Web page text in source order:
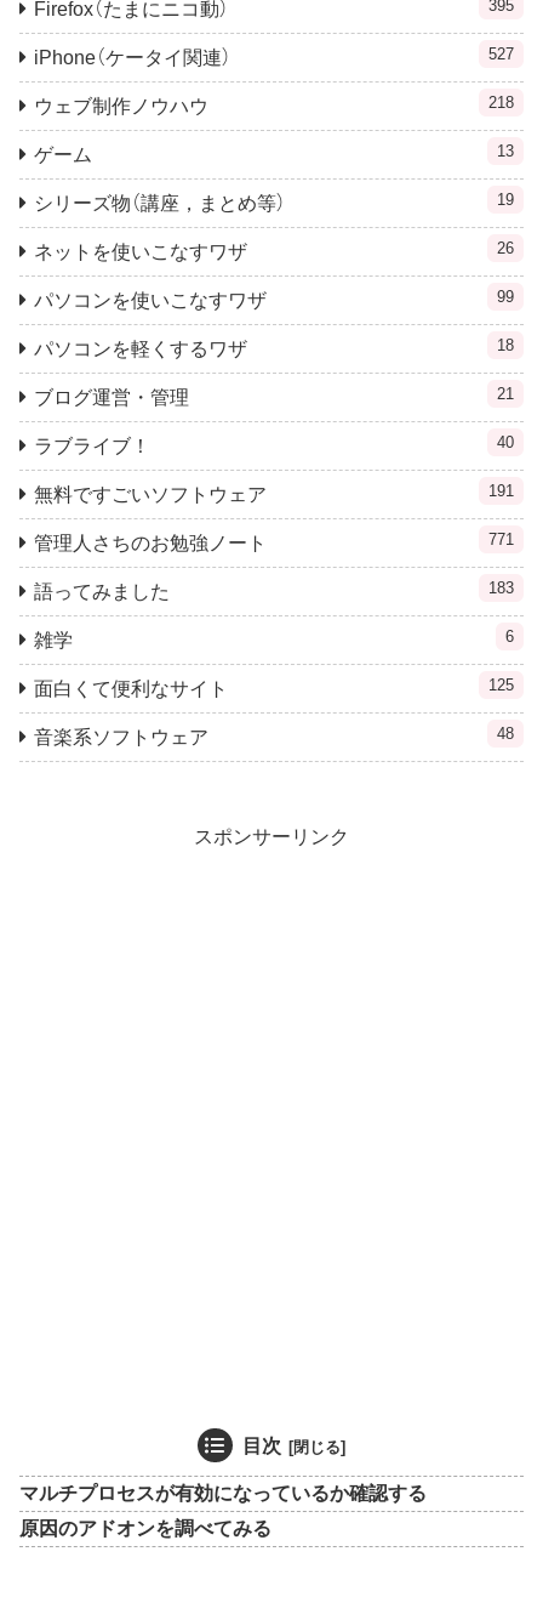
Firefox（たまにニコ動） 395
iPhone（ケータイ関連） 527
ウェブ制作ノウハウ 218
ゲーム 13
シリーズ物（講座，まとめ等） 19
ネットを使いこなすワザ 26
パソコンを使いこなすワザ 99
パソコンを軽くするワザ 18
ブログ運営・管理 21
ラブライブ！ 40
無料ですごいソフトウェア 191
管理人さちのお勉強ノート 771
語ってみました 183
雑学 6
面白くて便利なサイト 125
音楽系ソフトウェア 48
スポンサーリンク
目次
マルチプロセスが有効になっているか確認する
原因のアドオンを調べてみる